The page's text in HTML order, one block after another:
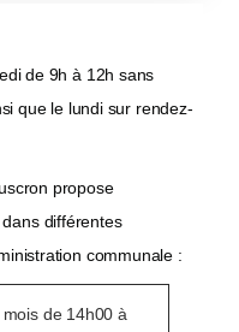
de 9h à 12h sans
que le lundi sur rendez-
propose
différentes
communale :
de 14h00 à